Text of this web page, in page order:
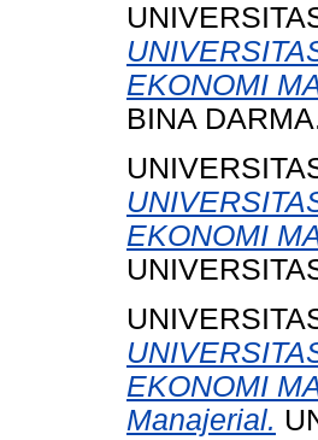
EKONOMI
BINA
EKONOMI
EKONOMI
Manajerial.